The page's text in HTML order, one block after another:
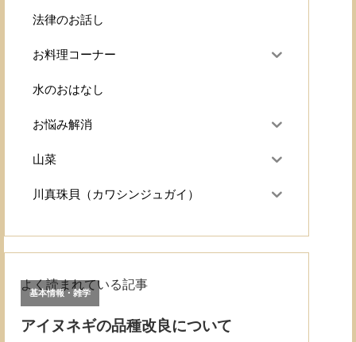
法律のお話し
お料理コーナー
水のおはなし
お悩み解消
山菜
川真珠貝（カワシンジュガイ）
よく読まれている記事